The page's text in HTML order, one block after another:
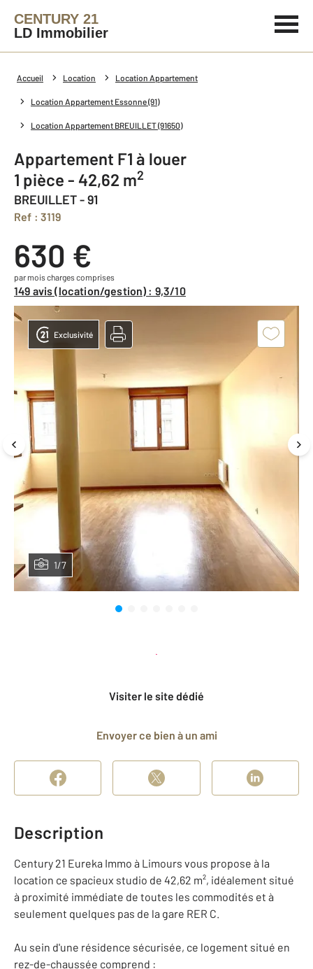
CENTURY 21
LD Immobilier
Accueil Location Location Appartement
Location Appartement Essonne (91)
Location Appartement BREUILLET (91650)
Appartement F1 à louer
1 pièce - 42,62 m2
BREUILLET - 91
Ref : 3119
630 €
par mois charges comprises
149 avis (location/gestion) : 9,3/10
1/7
Exclusivité
Visiter le site dédié
Envoyer ce bien à un ami
Description
Century 21 Eureka Immo à Limours vous propose à la
location ce spacieux studio de 42,62 m², idéalement situé
à proximité immédiate de toutes les commodités et à
seulement quelques pas de la gare RER C.
Au sein d'une résidence sécurisée, ce logement situé en
rez-de-chaussée comprend :